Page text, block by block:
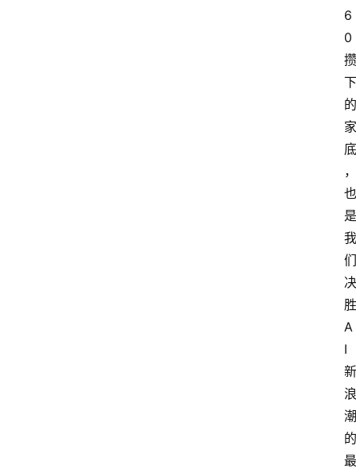
6
0
攒
下
的
家
底
，
也
是
我
们
决
胜
A
I
新
浪
潮
的
最